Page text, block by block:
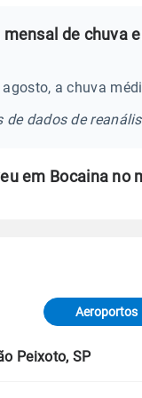
mensal de chuva
a chuva
de dados de
em Bocaina no
Climáticos
Aeroportos
Peixoto, SP